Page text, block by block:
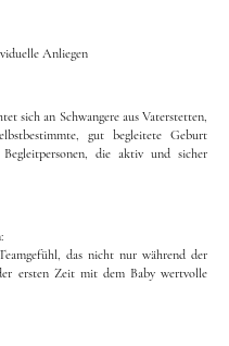
Anliegen
sich an Schwangere aus Vaterstetten,
gut begleitete Geburt
die aktiv und sicher
das nicht nur während der
ersten Zeit mit dem Baby wertvolle